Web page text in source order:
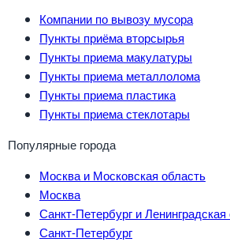
Компании по вывозу мусора
Пункты приёма вторсырья
Пункты приема макулатуры
Пункты приема металлолома
Пункты приема пластика
Пункты приема стеклотары
Популярные города
Москва и Московская область
Москва
Санкт-Петербург и Ленинградская
Санкт-Петербург